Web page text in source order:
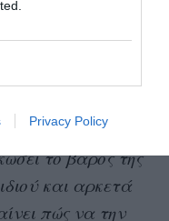
Privacy Policy
τον Jeremy. Την
μαζί της
ήταν
το βάρος της
και αρκετά
πώς να την